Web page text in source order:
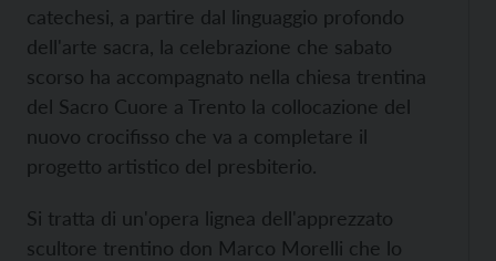
catechesi, a partire dal linguaggio profondo
dell'arte sacra, la celebrazione che sabato
scorso ha accompagnato nella chiesa trentina
del Sacro Cuore a Trento la collocazione del
nuovo crocifisso che va a completare il
progetto artistico del presbiterio.
Si tratta di un'opera lignea dell'apprezzato
scultore trentino don Marco Morelli che lo